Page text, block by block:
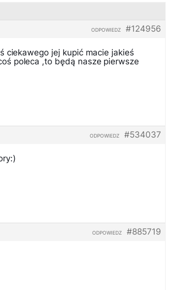
#124956
ODPOWIEDZ
ciekawego jej kupić macie jakieś
poleca ,to będą nasze pierwsze
#534037
ODPOWIEDZ
#885719
ODPOWIEDZ